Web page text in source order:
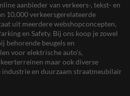
aanbieder van verkeers-, tekst- en
10.000 verkeersgerelateerde
uit meerdere webshopconcepten,
en Safety. Bij ons koop je zowel
behorende beugels en
voor elektrische auto’s,
maar ook diverse
en duurzaam straatmeubilair